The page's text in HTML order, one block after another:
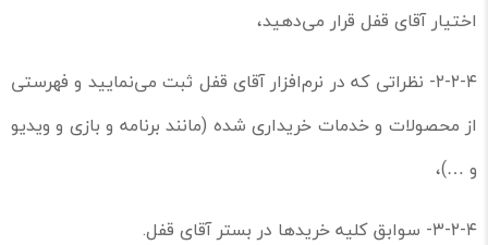
اختیار آقای قفل قرار می‌دهید،
۲-۲-۴- نظراتی که در نرم‌افزار آقای قفل ثبت می‌نمایید و فهرستی
از محصولات و خدمات خریداری شده (مانند برنامه و بازی و ویدیو
و …)،
۳-۲-۴- سوابق کلیه خریدها در بستر آقای قفل.